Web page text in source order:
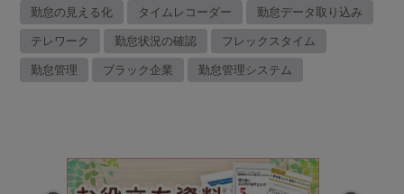
勤怠の見える化 タイムレコーダー 勤怠データ取り込み
テレワーク 勤怠状況の確認 フレックスタイム
勤怠管理 ブラック企業 勤怠管理システム